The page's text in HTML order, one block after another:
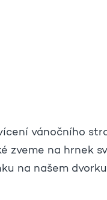
vánočního
zveme na hrnek
na našem